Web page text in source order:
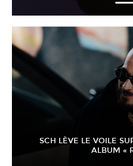
SCH LÈVE LE VOILE
ALBUM «